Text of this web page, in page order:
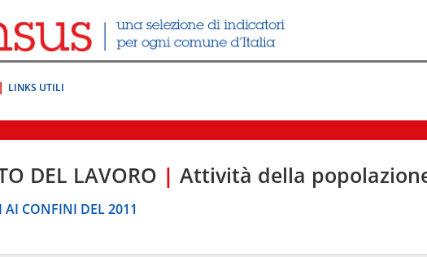
LINKS UTILI
DEL LAVORO | Attività della
AI CONFINI DEL 2011